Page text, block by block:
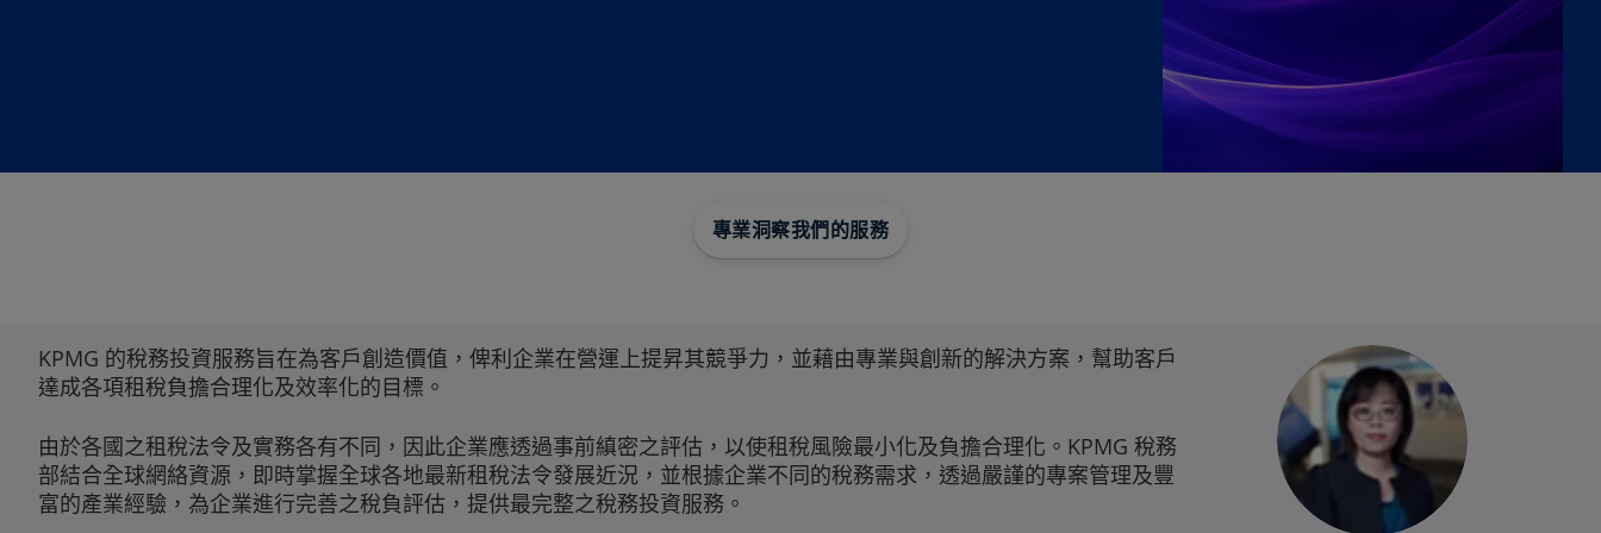
專業洞察我們的服務
KPMG 的稅務投資服務旨在為客戶創造價值，俾利企業在營運上提昇其競爭力，並藉由專業與創新的解決方案，幫助客戶
達成各項租稅負擔合理化及效率化的目標。
由於各國之租稅法令及實務各有不同，因此企業應透過事前縝密之評估，以使租稅風險最小化及負擔合理化。KPMG 稅務
部結合全球網絡資源，即時掌握全球各地最新租稅法令發展近況，並根據企業不同的稅務需求，透過嚴謹的專案管理及豐
富的產業經驗，為企業進行完善之稅負評估，提供最完整之稅務投資服務。